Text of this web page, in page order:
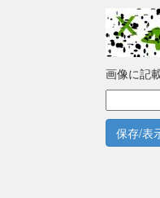
画像に記
保存/表